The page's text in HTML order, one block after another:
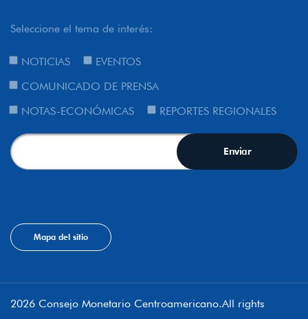
Seleccione el tema de interés:
NOTICIAS
EVENTOS
COMUNICADO DE PRENSA
NOTAS-ECONÓMICAS
REPORTES REGIONALES
Mapa del sitio
2026 Consejo Monetario Centroamericano.All rights